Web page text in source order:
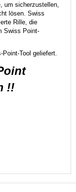
um sicherzustellen,
lösen. Swiss
Rille, die
Swiss Point-
Tool geliefert.
!!